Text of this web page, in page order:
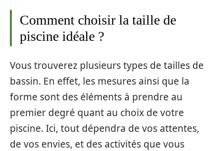
Comment choisir la taille de
piscine idéale ?
Vous trouverez plusieurs types de tailles de
bassin. En effet, les mesures ainsi que la
forme sont des éléments à prendre au
premier degré quant au choix de votre
piscine. Ici, tout dépendra de vos attentes,
de vos envies, et des activités que vous